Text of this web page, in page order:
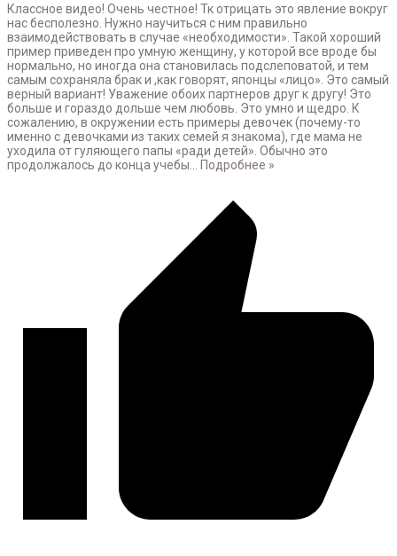
Классное видео! Очень честное! Тк отрицать это явление вокруг
нас бесполезно. Нужно научиться с ним правильно
взаимодействовать в случае «необходимости». Такой хороший
пример приведен про умную женщину, у которой все вроде бы
нормально, но иногда она становилась подслеповатой, и тем
самым сохраняла брак и ,как говорят, японцы «лицо». Это самый
верный вариант! Уважение обоих партнеров друг к другу! Это
больше и гораздо дольше чем любовь. Это умно и щедро. К
сожалению, в окружении есть примеры девочек (почему-то
именно с девочками из таких семей я знакома), где мама не
уходила от гуляющего папы «ради детей». Обычно это
продолжалось до конца учебы
Подробнее »